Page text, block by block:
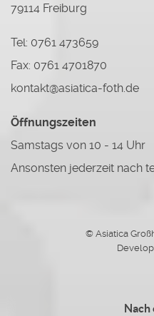
79114 Freiburg
Tel: 0761 473659
Fax: 0761 4701870
kontakt@asiatica-foth.de
Öffnungszeiten
Samstags von 10 - 14 Uhr
Ansonsten jederzeit nach
© Asiatica
Nach